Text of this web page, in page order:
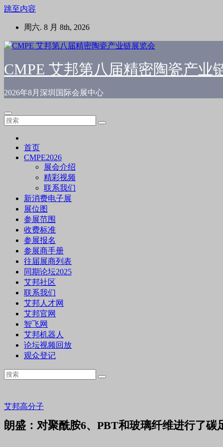
跳至内容
周六. 8 月 8th, 2026
CMPE 艾邦第八届精密陶瓷产业
2026年8月深圳国际会展中心
首页
CMPE2026
展会介绍
精彩视频
联系我们
新消费电子展
展位图
参展范围
收费标准
参展报名
参展商手册
往届展商列表
同期论坛2025
艾邦社区
联系我们
艾邦人才网
艾邦官网
智飞网
艾邦机器人
论坛视频回放
观众登记
艾邦高分子
朗盛：对聚酰胺6、PBT和玻璃纤维进行了碳